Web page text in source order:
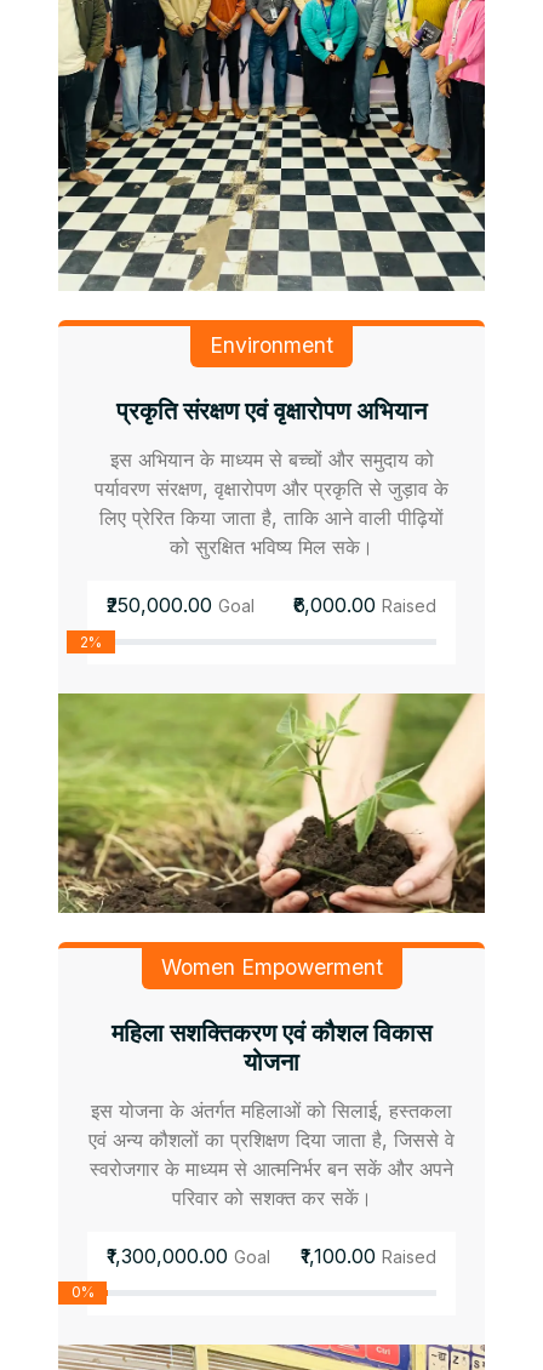
Environment
प्रकृति संरक्षण एवं वृक्षारोपण अभियान
इस अभियान के माध्यम से बच्चों और समुदाय को
पर्यावरण संरक्षण, वृक्षारोपण और प्रकृति से जुड़ाव के
लिए प्रेरित किया जाता है, ताकि आने वाली पीढ़ियों
को सुरक्षित भविष्य मिल सके।
₹250,000.00 Goal ₹6,000.00 Raised
2%
Women Empowerment
महिला सशक्तिकरण एवं कौशल विकास
योजना
इस योजना के अंतर्गत महिलाओं को सिलाई, हस्तकला
एवं अन्य कौशलों का प्रशिक्षण दिया जाता है, जिससे वे
स्वरोजगार के माध्यम से आत्मनिर्भर बन सकें और अपने
परिवार को सशक्त कर सकें।
₹1,300,000.00 Goal ₹1,100.00 Raised
0%